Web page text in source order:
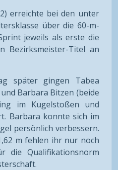
erreichte bei den unter
über die 60-m-
jeweils als erste die
Bezirksmeister-Titel an
später gingen Tabea
und Barbara Bitzen (beide
im Kugelstoßen und
Barbara konnte sich im
persönlich verbessern.
m fehlen ihr nur noch
die Qualifikationsnorm